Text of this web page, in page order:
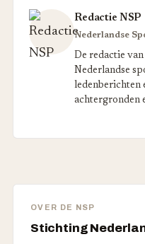
Redactie NSP
Nederlandse
De redactie
Nederlandse
ledenberichten
achtergronden
OVER DE NSP
Stichting